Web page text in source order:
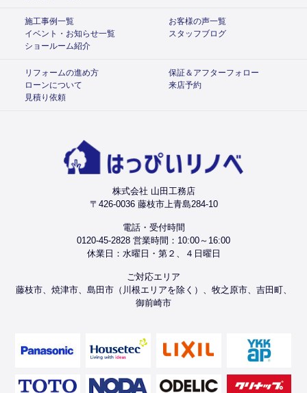
施工事例一覧
お客様の声一覧
イベント・お知らせ一覧
スタッフブログ
ショールーム紹介
リフォームの進め方
保証＆アフターフォロー
ローンについて
来店予約
見積り依頼
株式会社 山田工務店
〒426-0036 藤枝市上青島284-10
電話・受付時間
0120-45-2828 営業時間：10:00～16:00
休業日：水曜日・第２、４日曜日
ご対応エリア
藤枝市、焼津市、島田市（川根エリアを除く）、牧之原市、吉田町、
御前崎市